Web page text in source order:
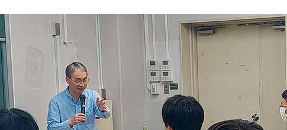
HISTORY
沿革
Certificate Usage
証明書活用ガイド